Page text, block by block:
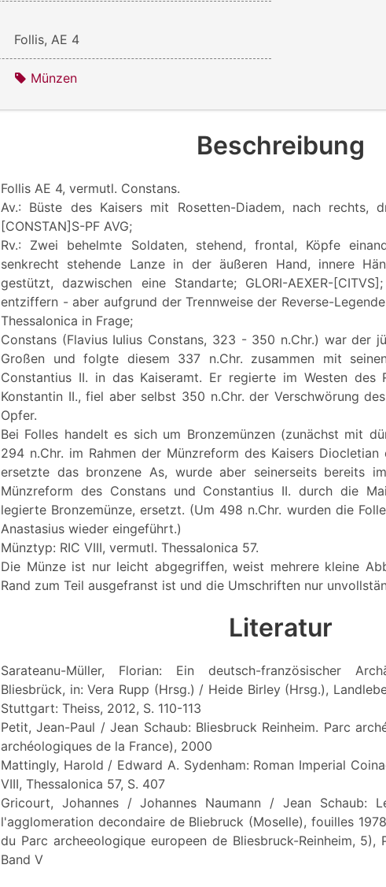
Follis, AE 4
Münzen
Beschreibung
Follis AE 4, vermutl. Constans.
Av.: Büste des Kaisers mit Rosetten-Diadem, nach rechts,
[CONSTAN]S-PF AVG;
Rv.: Zwei behelmte Soldaten, stehend, frontal, Köpfe
senkrecht stehende Lanze in der äußeren Hand, innere
gestützt, dazwischen eine Standarte; GLORI-AEXER-
entziffern - aber aufgrund der Trennweise der Reverse-Legende
Thessalonica in Frage;
Constans (Flavius Iulius Constans, 323 - 350 n.Chr.) war der
Großen und folgte diesem 337 n.Chr. zusammen mit
Constantius II. in das Kaiseramt. Er regierte im Westen des
Konstantin II., fiel aber selbst 350 n.Chr. der Verschwörung
Opfer.
Bei Folles handelt es sich um Bronzemünzen (zunächst mit
294 n.Chr. im Rahmen der Münzreform des Kaisers
ersetzte das bronzene As, wurde aber seinerseits bereits
Münzreform des Constans und Constantius II. durch die
legierte Bronzemünze, ersetzt. (Um 498 n.Chr. wurden die
Anastasius wieder eingeführt.)
Münztyp: RIC VIII, vermutl. Thessalonica 57.
Die Münze ist nur leicht abgegriffen, weist mehrere kleine
Rand zum Teil ausgefranst ist und die Umschriften nur
Literatur
Sarateanu-Müller, Florian: Ein deutsch-französischer
Bliesbrück, in: Vera Rupp (Hrsg.) / Heide Birley (Hrsg.),
Stuttgart: Theiss, 2012, S. 110-113
Petit, Jean-Paul / Jean Schaub: Bliesbruck Reinheim. Parc
archéologiques de la France), 2000
Mattingly, Harold / Edward A. Sydenham: Roman Imperial
VIII, Thessalonica 57, S. 407
Gricourt, Johannes / Johannes Naumann / Jean Schaub:
l'agglomeration decondaire de Bliebruck (Moselle), fouilles
du Parc archeeologique europeen de Bliesbruck-Reinheim, 5),
Band V